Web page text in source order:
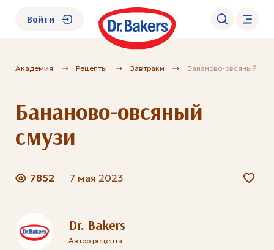
О нас
Каталог
Академия
Где купить?
FAQ
Войти
Академия Рецепты Завтраки Бананово-овсяный
Бананово-овсяный
смузи
7852 7 мая 2023
Dr. Bakers
Автор рецепта